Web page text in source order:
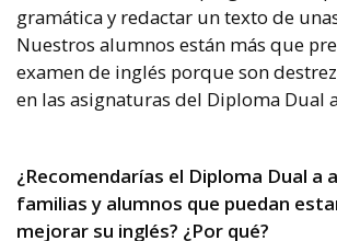
gramática y redactar un texto de
Nuestros alumnos están más que
examen de inglés porque son
en las asignaturas del Diploma Dual
¿Recomendarías el Diploma Dual a
familias y alumnos que puedan
mejorar su inglés? ¿Por qué?